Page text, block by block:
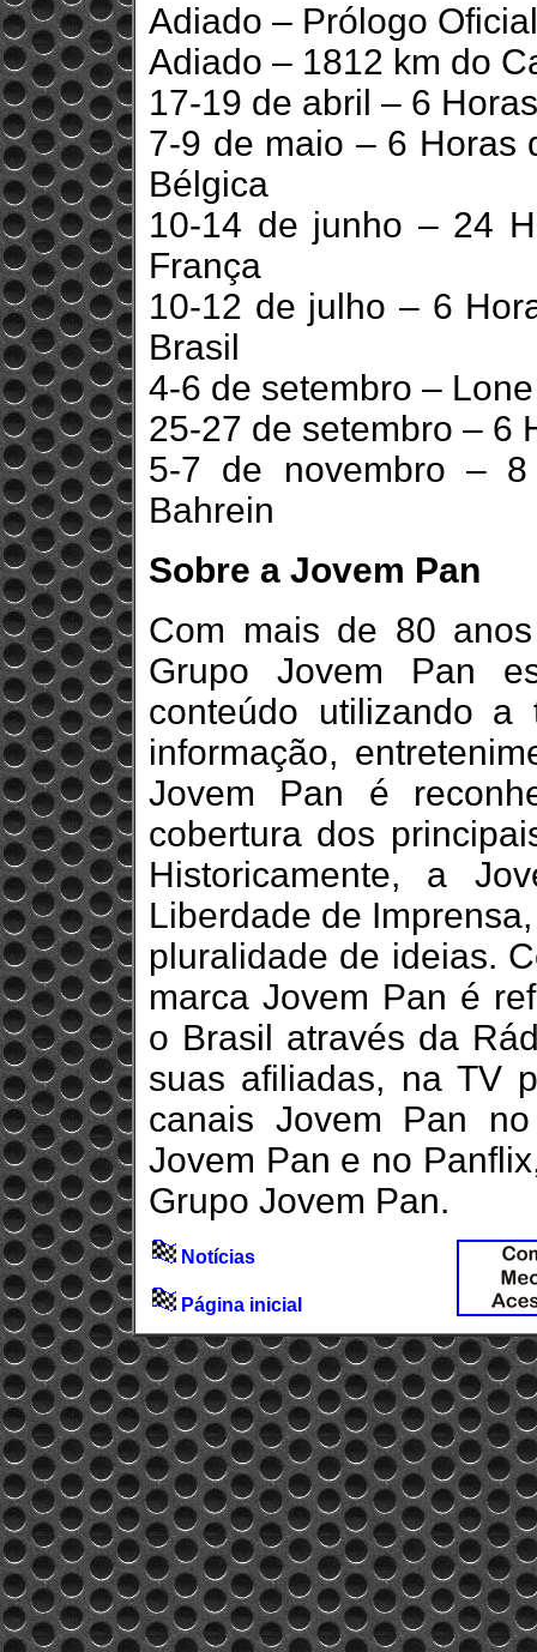
Adiado – Prólogo
Adiado – 1812 km do
17-19 de abril – 6
7-9 de maio – 6 Horas
Bélgica
10-14 de junho – 24
França
10-12 de julho – 6
Brasil
4-6 de setembro –
25-27 de setembro – 6
5-7 de novembro –
Bahrein
Sobre a Jovem Pan
Com mais de 80
Grupo Jovem Pan
conteúdo utilizando a
informação,
Jovem Pan é
cobertura dos
Historicamente, a
Liberdade de
pluralidade de ideias.
marca Jovem Pan é
o Brasil através da
suas afiliadas, na TV
canais Jovem Pan
Jovem Pan e no
Grupo Jovem Pan.
Notícias
Página inicial